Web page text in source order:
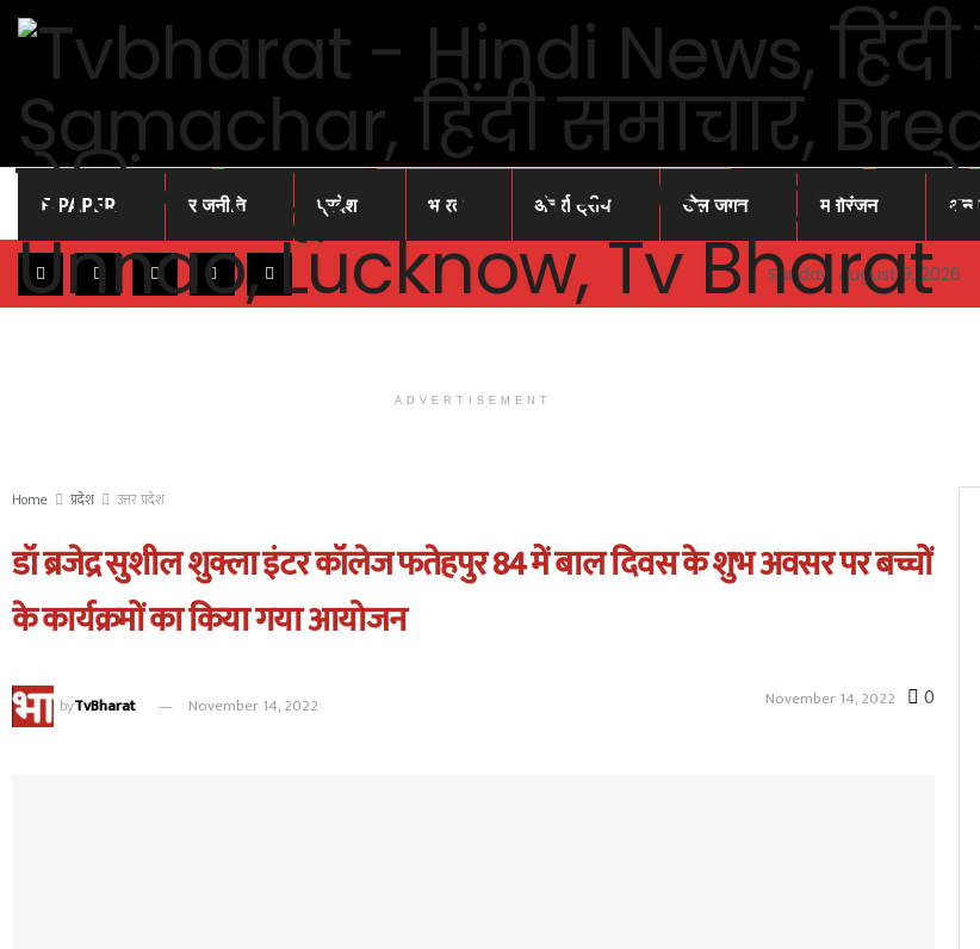
E-PAPER राजनीति प्रदेश भारत अंतर्राष्ट्रीय खेल जगत मनोरंजन अन्य
Sunday, August 9, 2026
ADVERTISEMENT
Home प्रदेश उत्तर प्रदेश
डॉ ब्रजेद्र सुशील शुक्ला इंटर कॉलेज फतेहपुर 84 में बाल दिवस के शुभ अवसर पर बच्चों
के कार्यक्रमों का किया गया आयोजन
byTvBharat November 14, 2022 November 14, 2022 0